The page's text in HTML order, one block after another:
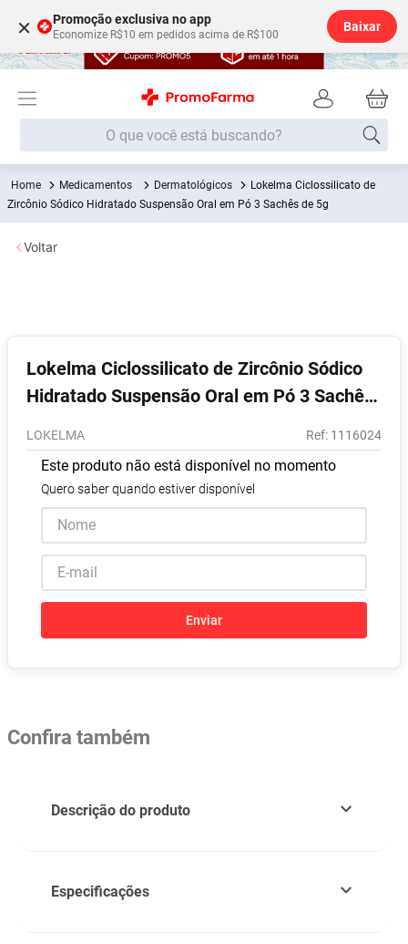
× Promoção exclusiva no app
Economize R$10 em pedidos acima de R$100
Baixar
O que você está buscando?
Medicamentos Dermatológicos
Lokelma Ciclossilicato de
Zircônio Sódico Hidratado Suspensão Oral em Pó 3 Sachês de 5g
Lokelma Ciclossilicato de Zircônio Sódico
Hidratado Suspensão Oral em Pó 3 Sachês
LOKELMA : 1116024
Este produto não está disponível no momento
Quero saber quando estiver disponível
Enviar
Voltar
Confira também
Descrição do produto
Especificações
Termos mais buscados
1º Fralda
2
6º Shampoo
7º Desodorante
8 º Absorvente
9º Lavitan
10º Vitamina D